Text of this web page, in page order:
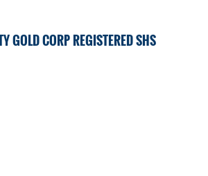
GOLD CORP REGISTERED SHS